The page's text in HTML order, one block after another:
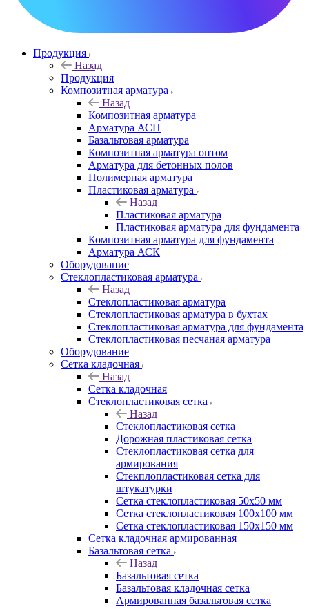
Продукция
Назад
Продукция
Композитная арматура
Назад
Композитная арматура
Арматура АСП
Базальтовая арматура
Композитная арматура оптом
Арматура для бетонных полов
Полимерная арматура
Пластиковая арматура
Назад
Пластиковая арматура
Пластиковая арматура для фундамента
Композитная арматура для фундамента
Арматура АСК
Оборудование
Cтеклопластиковая арматура
Назад
Cтеклопластиковая арматура
Стеклопластиковая арматура в бухтах
Стеклопластиковая арматура для фундамента
Стеклопластиковая песчаная арматура
Оборудование
Сетка кладочная
Назад
Сетка кладочная
Стеклопластиковая сетка
Назад
Стеклопластиковая сетка
Дорожная пластиковая сетка
Стеклопластиковая сетка для
армирования
Стекплопластиковая сетка для
штукатурки
Сетка стеклопластиковая 50x50 мм
Сетка стеклопластиковая 100x100 мм
Сетка стеклопластиковая 150x150 мм
Сетка кладочная армированная
Базальтовая сетка
Назад
Базальтовая сетка
Базальтовая кладочная сетка
Армированная базальтовая сетка